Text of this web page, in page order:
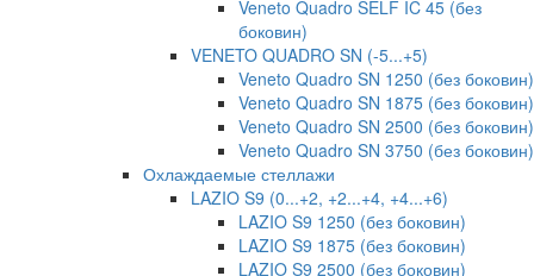
Veneto Quadro SELF IC 45 (без
боковин)
VENETO QUADRO SN (-5...+5)
Veneto Quadro SN 1250 (без боковин)
Veneto Quadro SN 1875 (без боковин)
Veneto Quadro SN 2500 (без боковин)
Veneto Quadro SN 3750 (без боковин)
Охлаждаемые стеллажи
LAZIO S9 (0...+2, +2...+4, +4...+6)
LAZIO S9 1250 (без боковин)
LAZIO S9 1875 (без боковин)
LAZIO S9 2500 (без боковин)